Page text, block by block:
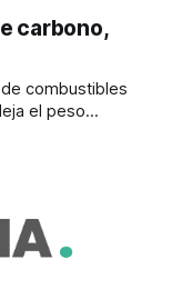
carbono,
combustibles
el peso